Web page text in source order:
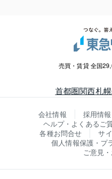
売買・賃貸 全国
首都圏関西札幌
会社情報 採用情報
ヘルプ・よくあるご
各種お問合せ
サ
個人情報保護・プ
ご意見